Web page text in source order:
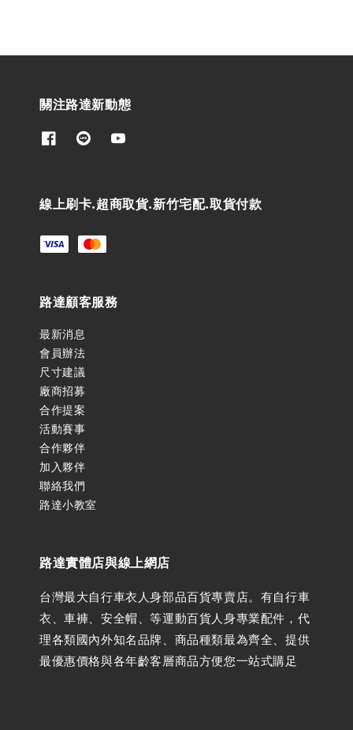
關注路達新動態
線上刷卡.超商取貨.新竹宅配.取貨付款
路達顧客服務
最新消息
會員辦法
尺寸建議
廠商招募
合作提案
活動賽事
合作夥伴
加入夥伴
聯絡我們
路達小教室
路達實體店與線上網店
台灣最大自行車衣人身部品百貨專賣店。有自行車
衣、車褲、安全帽、等運動百貨人身專業配件，代
理各類國內外知名品牌、商品種類最為齊全、提供
最優惠價格與各年齡客層商品方便您一站式購足